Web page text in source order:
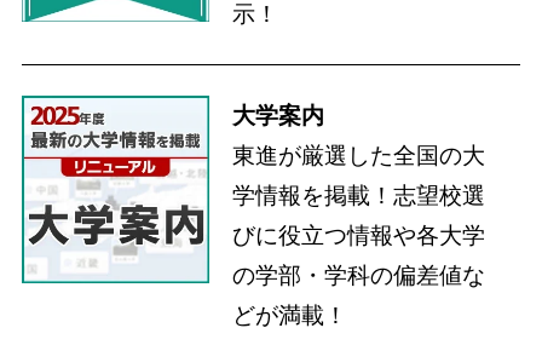
示！
大学案内
東進が厳選した全国の大
学情報を掲載！志望校選
びに役立つ情報や各大学
の学部・学科の偏差値な
どが満載！